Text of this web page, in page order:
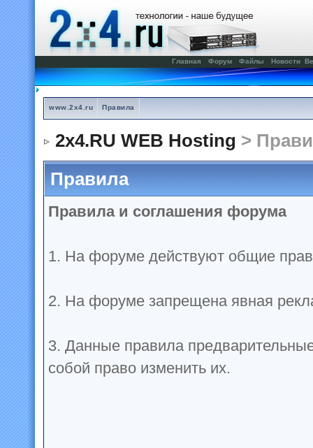
Главная Форум Файлы Новости
www.2x4.ru Правила
2x4.RU WEB Hosting >
Правила
Правила и соглашения форума
1. На форуме действуют общие
2. На форуме запрещена явная
3. Данные правила
собой право изменить их.